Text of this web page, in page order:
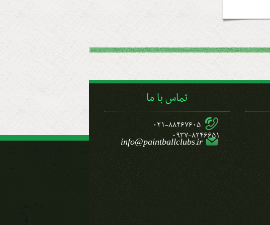
تماس با ما
021-88467605
0937-8246651
info@paintballclubs.ir